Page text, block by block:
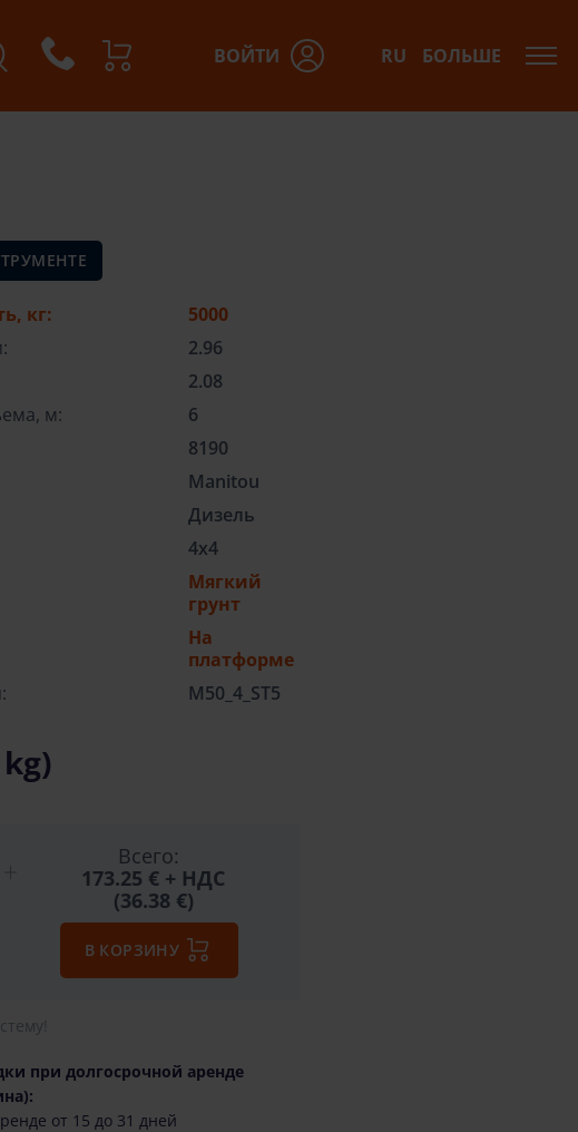
ВОЙТИ RU БОЛЬШЕ
кг:
5000
2.96
2.08
м:
6
8190
Manitou
Дизель
4x4
Мягкий
грунт
На
платформе
M50_4_ST5
Всего:
173.25 € + НДС
(36.38 €)
В КОРЗИНУ
при долгосрочной аренде
от 15 до 31 дней